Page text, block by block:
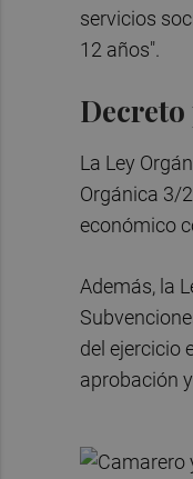
servicios
12 años".
La Ley
Orgánica 3/
económico
Además, la
del ejercicio
aprobación